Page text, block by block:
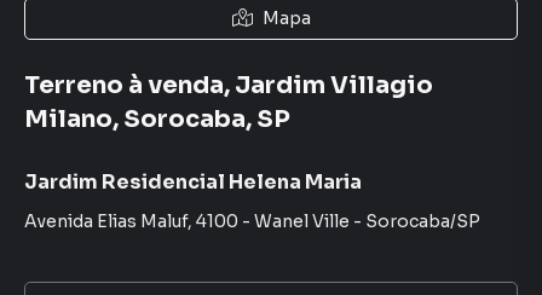
Mapa
Terreno à venda, Jardim Villagio
Milano, Sorocaba, SP
Jardim Residencial Helena Maria
Avenida Elias Maluf, 4100 - Wanel Ville - Sorocaba/SP